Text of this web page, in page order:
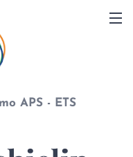
mo APS - ETS